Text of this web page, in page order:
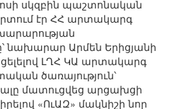
սկզբին պաշտոնական
էր ՀՀ արտակարգ
նախարար Արմեն Երիցյանի
ԼՂՀ ԿԱ արտակարգ
ծառայություն՝
մատուցվեց արցախցի
«ՈւԱԶ» մակնիշի նոր